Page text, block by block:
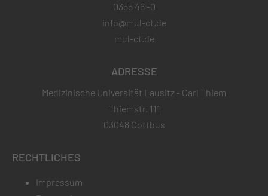
0355 46 -0
info@mul-ct.de
mul-ct.de
ADRESSE
Medizinische Universität Lausitz - Carl Thiem
Thiemstr. 111
03048 Cottbus
RECHTLICHES
Impressum